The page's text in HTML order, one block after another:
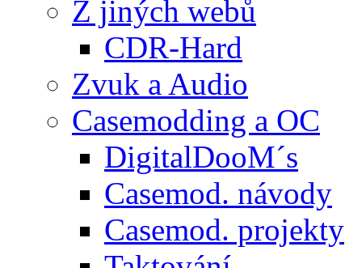
Z jiných webů
CDR-Hard
Zvuk a Audio
Casemodding a OC
DigitalDooM´s
Casemod. návody
Casemod. projekty